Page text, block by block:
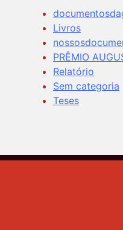
Livros
PRÊMIO
Relatório
Sem categoria
Teses